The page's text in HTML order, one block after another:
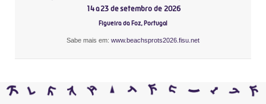
14 a 23 de setembro de 2026
Figueira da Foz, Portugal
Sabe mais em: www.beachsprots2026.fisu.net